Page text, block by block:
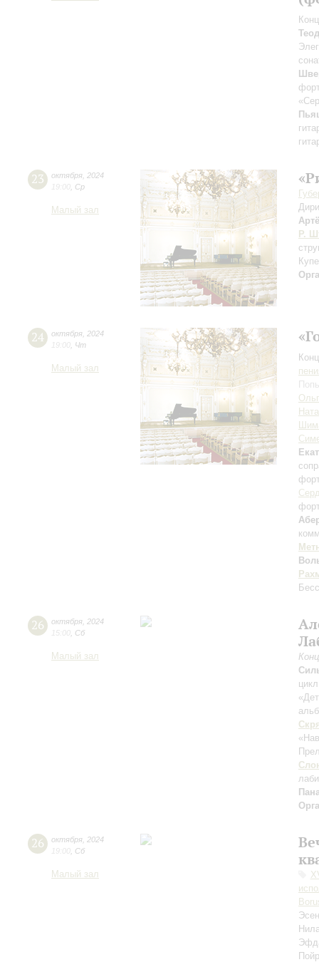
23 октября 2024
19:00 Ср
Малый зал
Р.
24 октября 2024
19:00 Чт
Малый зал
26 октября 2024
15:00 Сб
Малый зал
26 октября 2024
19:00 Сб
Малый зал